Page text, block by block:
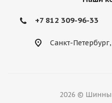
+7 812 309-96-33
Санкт-
2026 ©